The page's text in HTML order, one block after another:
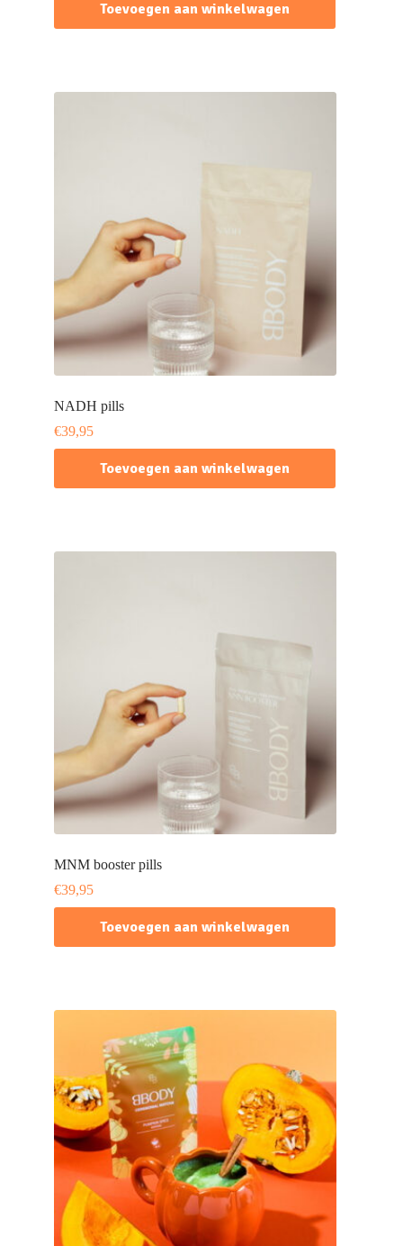
Toevoegen aan winkelwagen
NADH pills
€39,95
Toevoegen aan winkelwagen
MNM booster pills
€39,95
Toevoegen aan winkelwagen